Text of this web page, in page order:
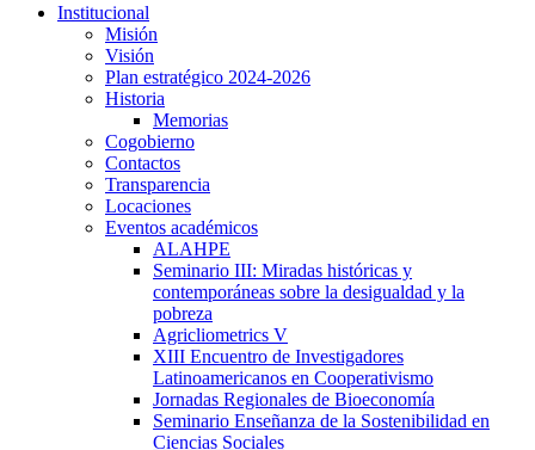
Institucional
Misión
Visión
Plan estratégico 2024-2026
Historia
Memorias
Cogobierno
Contactos
Transparencia
Locaciones
Eventos académicos
ALAHPE
Seminario III: Miradas históricas y
contemporáneas sobre la desigualdad y la
pobreza
Agricliometrics V
XIII Encuentro de Investigadores
Latinoamericanos en Cooperativismo
Jornadas Regionales de Bioeconomía
Seminario Enseñanza de la Sostenibilidad en
Ciencias Sociales